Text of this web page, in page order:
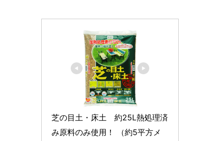
芝の目土・床土　約25L熱処理済
み原料のみ使用！ （約5平方メ